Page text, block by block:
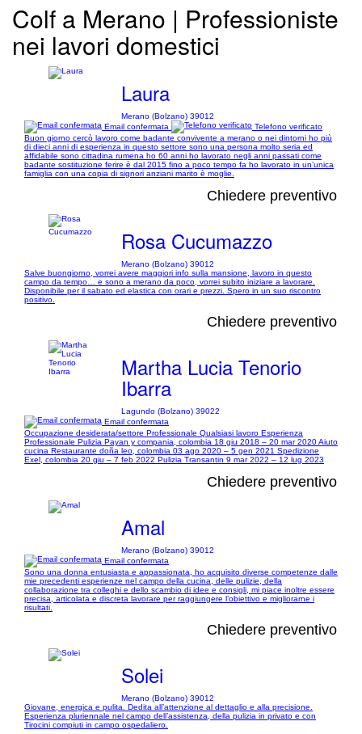
Colf a Merano | Professioniste
nei lavori domestici
Laura
Merano (Bolzano) 39012
Email confermata
Telefono verificato
Buon giorno cercò lavoro come badante convivente a merano o nei dintorni ho più
di dieci anni di esperienza in questo settore sono una persona molto seria ed
affidabile sono cittadina rumena ho 60 anni ho lavorato negli anni passati come
badante sostituzione ferire è dal 2015 fino a poco tempo fa ho lavorato in un’unica
famiglia con una copia di signori anziani marito è moglie.
Chiedere preventivo
Rosa Cucumazzo
Merano (Bolzano) 39012
Salve buongiorno, vorrei avere maggiori info sulla mansione, lavoro in questo
campo da tempo… e sono a merano da poco, vorrei subito iniziare a lavorare.
Disponibile per il sabato ed elastica con orari e prezzi. Spero in un suo riscontro
positivo.
Chiedere preventivo
Martha Lucia Tenorio
Ibarra
Lagundo (Bolzano) 39022
Email confermata
Occupazione desiderata/settore Professionale Qualsiasi lavoro Esperienza
Professionale Pulizia Payan y compania, colombia 18 giu 2018 – 20 mar 2020 Aiuto
cucina Restaurante doña leo, colombia 03 ago 2020 – 5 gen 2021 Spedizione
Exel, colombia 20 giu – 7 feb 2022 Pulizia Transantin 9 mar 2022 – 12 lug 2023
Chiedere preventivo
Amal
Merano (Bolzano) 39012
Email confermata
Sono una donna entusiasta e appassionata, ho acquisito diverse competenze dalle
mie precedenti esperienze nel campo della cucina, delle pulizie, della
collaborazione tra colleghi e dello scambio di idee e consigli, mi piace inoltre essere
precisa, articolata e discreta lavorare per raggiungere l’obiettivo e migliorarne i
risultati.
Chiedere preventivo
Solei
Merano (Bolzano) 39012
Giovane, energica e pulita. Dedita all’attenzione al dettaglio e alla precisione.
Esperienza pluriennale nel campo dell’assistenza, della pulizia in privato e con
Tirocini compiuti in campo ospedaliero.